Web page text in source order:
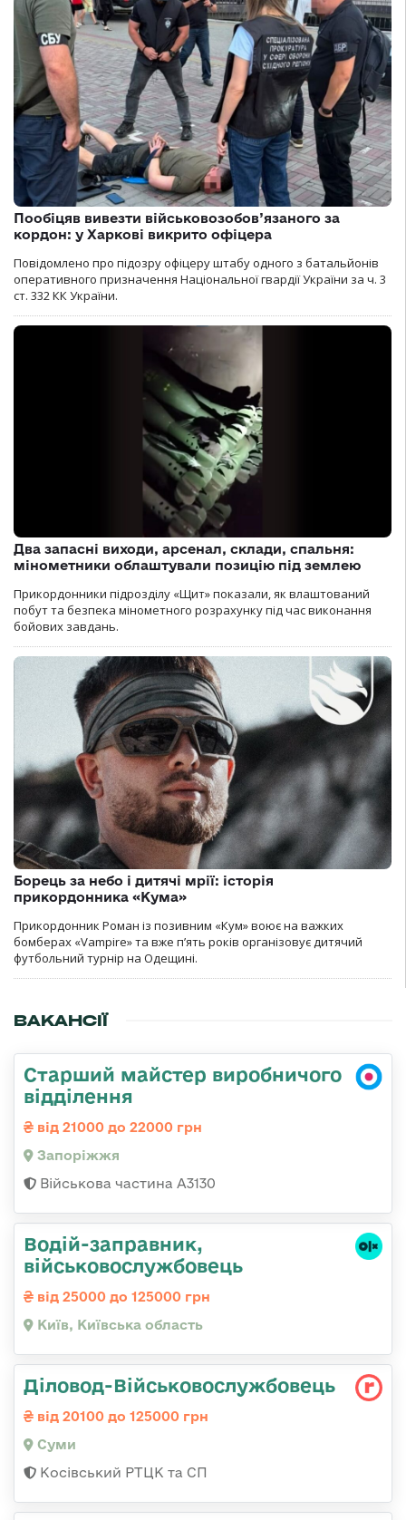
Пообіцяв вивезти військовозобов’язаного за
кордон: у Харкові викрито офіцера
Повідомлено про підозру офіцеру штабу одного з батальйонів
оперативного призначення Національної гвардії України за ч. 3
ст. 332 КК України.
Два запасні виходи, арсенал, склади, спальня:
мінометники облаштували позицію під землею
Прикордонники підрозділу «Щит» показали, як влаштований
побут та безпека мінометного розрахунку під час виконання
бойових завдань.
Борець за небо і дитячі мрії: історія
прикордонника «Кума»
Прикордонник Роман із позивним «Кум» воює на важких
бомберах «Vampire» та вже п’ять років організовує дитячий
футбольний турнір на Одещині.
ВАКАНСІЇ
Старший майстер виробничого
відділення
від 21000 до 22000 грн
Запоріжжя
Військова частина А3130
Водій-заправник,
військовослужбовець
від 25000 до 125000 грн
Київ, Київська область
Діловод-Військовослужбовець
від 20100 до 125000 грн
Суми
Косівський РТЦК та СП